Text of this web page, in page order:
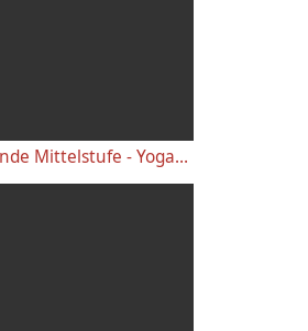
Yogastunde Mittelstufe - Yoga Vidya Grundreihe